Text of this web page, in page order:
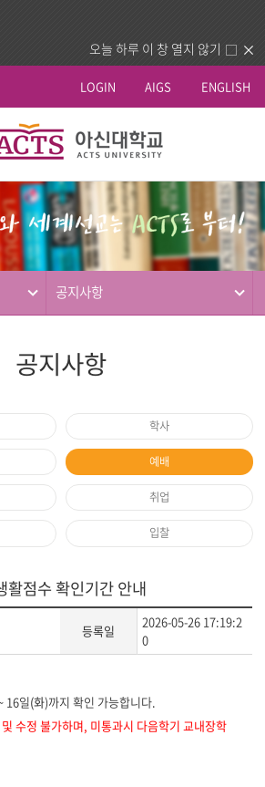
오늘 하루 이 창 열지 않기
LOGIN AIGS ENGLISH
공지사항
공지사항
학사
예배
취업
입찰
점수 확인기간 안내
등록일
2026-05-26 17:19:2
0
16일(화)까지 확인 가능합니다.
수정 불가하며, 미통과시 다음학기 교내장학